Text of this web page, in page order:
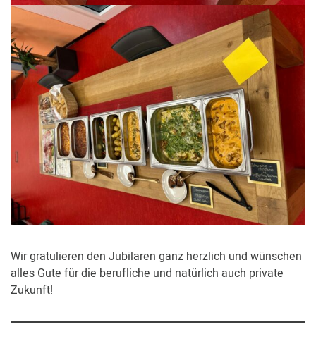
Wir gratulieren den Jubilaren ganz herzlich und wünschen
alles Gute für die berufliche und natürlich auch private
Zukunft!